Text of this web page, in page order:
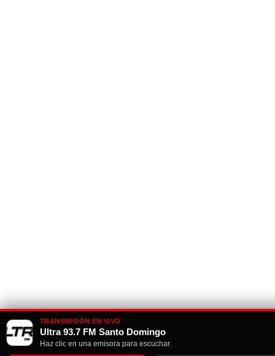
TRANSMISIÓN EN VIVO
Ultra 93.7 FM Santo Domingo
Haz clic en una emisora para escuchar.